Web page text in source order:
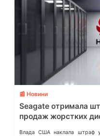
📰 Новини
Seagate отримала
продаж жорстких
Влада США наклала штраф у